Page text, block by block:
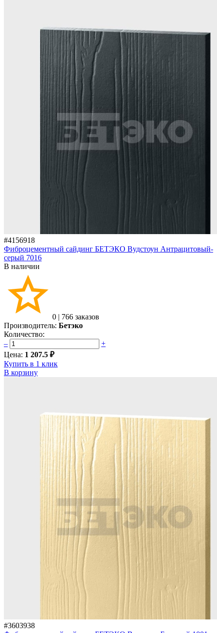
#4156918
Фиброцементный сайдинг БЕТЭКО Вудстоун Антрацитовый-
серый 7016
В наличии
0 | 766 заказов
Производитель: Бетэко
Количество:
–
+
Цена: 1 207.5 ₽
Купить в 1 клик
В корзину
#3603938